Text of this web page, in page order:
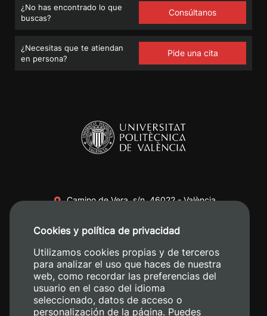
¿No has encontrado lo que
buscas?
Consúltanos
¿Necesitas que te atiendan
en persona?
Pide una cita
Camino de Vera, s/n. 46022 - València
+34 620 04 00 50
Cookies y política de privacidad
Utilizamos cookies propias y de terceros
para analizar el uso que haces de nuestra
web, como recordar las preferencias del
usuario en el caso del idioma
seleccionado, datos de acceso o
personalización de la página. Puedes